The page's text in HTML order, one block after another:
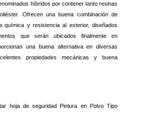
híbridos por contener tanto resinas
Ofrecen una buena combinación de
química y resistencia al exterior, diseñados
que serán ubicados finalmente en
una buena alternativa en diversas
propiedades mecánicas y buena
hoja de seguridad Pintura en Polvo Tipo